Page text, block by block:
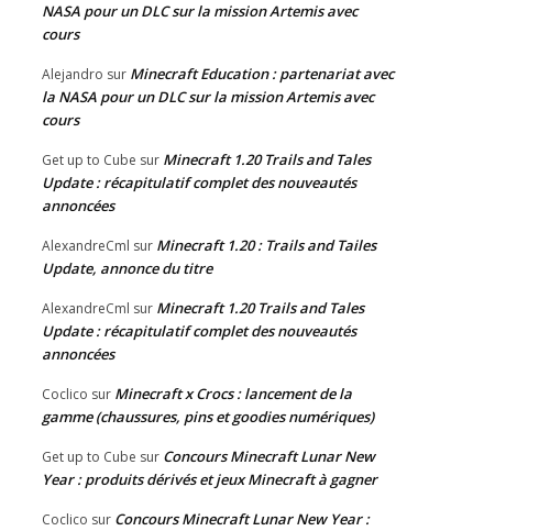
NASA pour un DLC sur la mission Artemis avec
cours
Alejandro sur Minecraft Education : partenariat avec
la NASA pour un DLC sur la mission Artemis avec
cours
Get up to Cube sur Minecraft 1.20 Trails and Tales
Update : récapitulatif complet des nouveautés
annoncées
AlexandreCml sur Minecraft 1.20 : Trails and Tailes
Update, annonce du titre
AlexandreCml sur Minecraft 1.20 Trails and Tales
Update : récapitulatif complet des nouveautés
annoncées
Coclico sur Minecraft x Crocs : lancement de la
gamme (chaussures, pins et goodies numériques)
Get up to Cube sur Concours Minecraft Lunar New
Year : produits dérivés et jeux Minecraft à gagner
Coclico sur Concours Minecraft Lunar New Year :